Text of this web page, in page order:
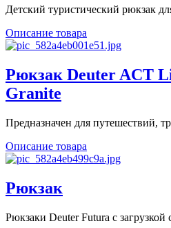
Детский туристический рюкзак
Описание товара
Рюкзак Deuter ACT
Granite
Предназначен для путешествий,
Описание товара
Рюкзак
Рюкзаки Deuter Futura с